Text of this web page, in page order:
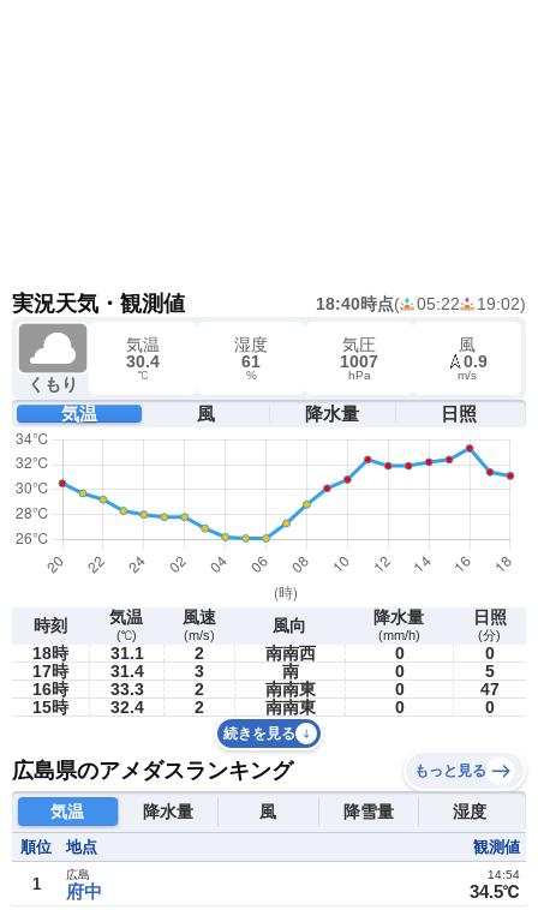
実況天気・観測値 18:40時点( 05:22 19:02)
くもり
気温
30.4
℃
湿度
61
%
気圧
1007
hPa
風
0.9
m/s
気温 風 降水量 日照
時刻 気温
(℃)
風速
(m/s) 風向 降水量
(mm/h)
日照
(分)
18時 31.1 2 南南西 0
0
17時
31.4 3 南 0
5
16時
33.3 2 南南東 0
47
15時
32.4 2 南南東 0 0
続きを見る
広島県のアメダスランキング もっと見る
気温 降水量 風 降雪量 湿度
順位 地点 観測値
1 府中
広島
34.5℃
14:54